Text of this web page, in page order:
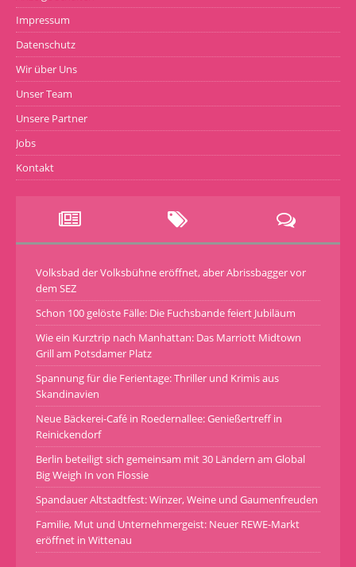
Impressum
Datenschutz
Wir über Uns
Unser Team
Unsere Partner
Jobs
Kontakt
Volksbad der Volksbühne eröffnet, aber Abrissbagger vor
dem SEZ
Schon 100 gelöste Fälle: Die Fuchsbande feiert Jubiläum
Wie ein Kurztrip nach Manhattan: Das Marriott Midtown
Grill am Potsdamer Platz
Spannung für die Ferientage: Thriller und Krimis aus
Skandinavien
Neue Bäckerei-Café in Roedernallee: Genießertreff in
Reinickendorf
Berlin beteiligt sich gemeinsam mit 30 Ländern am Global
Big Weigh In von Flossie
Spandauer Altstadtfest: Winzer, Weine und Gaumenfreuden
Familie, Mut und Unternehmergeist: Neuer REWE-Markt
eröffnet in Wittenau